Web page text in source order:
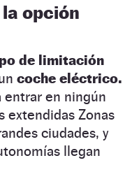
opción
de limitación
coche eléctrico.
entrar en ningún
extendidas Zonas
ciudades, y
llegan